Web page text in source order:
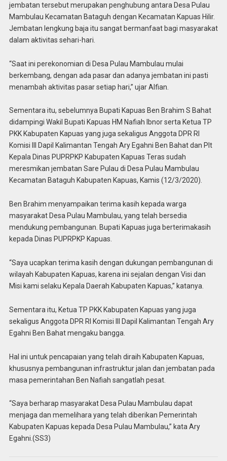
jembatan tersebut merupakan penghubung antara Desa Pulau
Mambulau Kecamatan Bataguh dengan Kecamatan Kapuas Hilir.
Jembatan lengkung baja itu sangat bermanfaat bagi masyarakat
dalam aktivitas sehari-hari.
“Saat ini perekonomian di Desa Pulau Mambulau mulai
berkembang, dengan ada pasar dan adanya jembatan ini pasti
menambah aktivitas pasar setiap hari,” ujar Alfian.
Sementara itu, sebelumnya Bupati Kapuas Ben Brahim S Bahat
didampingi Wakil Bupati Kapuas HM Nafiah Ibnor serta Ketua TP
PKK Kabupaten Kapuas yang juga sekaligus Anggota DPR RI
Komisi III Dapil Kalimantan Tengah Ary Egahni Ben Bahat dan Plt
Kepala Dinas PUPRPKP Kabupaten Kapuas Teras sudah
meresmikan jembatan Sare Pulau di Desa Pulau Mambulau
Kecamatan Bataguh Kabupaten Kapuas, Kamis (12/3/2020).
Ben Brahim menyampaikan terima kasih kepada warga
masyarakat Desa Pulau Mambulau, yang telah bersedia
mendukung pembangunan. Bupati Kapuas juga berterimakasih
kepada Dinas PUPRPKP Kapuas.
“Saya ucapkan terima kasih dengan dukungan pembangunan di
wilayah Kabupaten Kapuas, karena ini sejalan dengan Visi dan
Misi kami selaku Kepala Daerah Kabupaten Kapuas,” katanya.
Sementara itu, Ketua TP PKK Kabupaten Kapuas yang juga
sekaligus Anggota DPR RI Komisi III Dapil Kalimantan Tengah Ary
Egahni Ben Bahat mengaku bangga.
Hal ini untuk pencapaian yang telah diraih Kabupaten Kapuas,
khususnya pembangunan infrastruktur jalan dan jembatan pada
masa pemerintahan Ben Nafiah sangatlah pesat.
“Saya berharap masyarakat Desa Pulau Mambulau dapat
menjaga dan memelihara yang telah diberikan Pemerintah
Kabupaten Kapuas kepada Desa Pulau Mambulau,” kata Ary
Egahni.(SS3)